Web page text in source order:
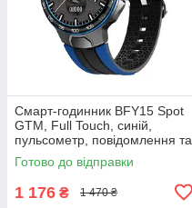
Смарт-годинник BFY15 Spot
GTM, Full Touch, синій,
пульсометр, повідомлення та
спортрежими
Готово до відправки
1 176 ₴ 1 470 ₴